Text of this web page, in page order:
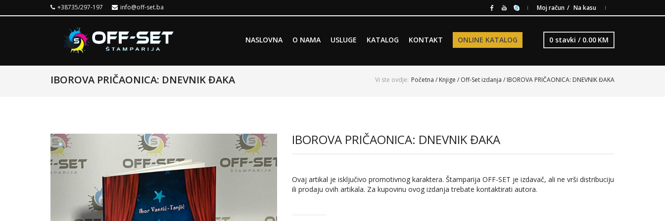
+38735/297-197 info@off-set.ba Moj račun Na kasu
Skip to primary content
Skip to secondary content
NASLOVNA O NAMA USLUGE KATALOG KONTAKT ONLINE KATALOG 0 stavki / 0.00 KM
IBOROVA PRIČAONICA: DNEVNIK ĐAKA Vi ste ovdje: Početna / Knjige / Off-Set izdanja / IBOROVA PRIČAONICA: DNEVNIK ĐAKA
IBOROVA PRIČAONICA: DNEVNIK ĐAKA
Ovaj artikal je isključivo promotivnog karaktera. Štamparija OFF-SET je izdavač, ali ne vrši distribuciju
ili prodaju ovih artikala. Za kupovinu ovog izdanja trebate kontaktirati autora.